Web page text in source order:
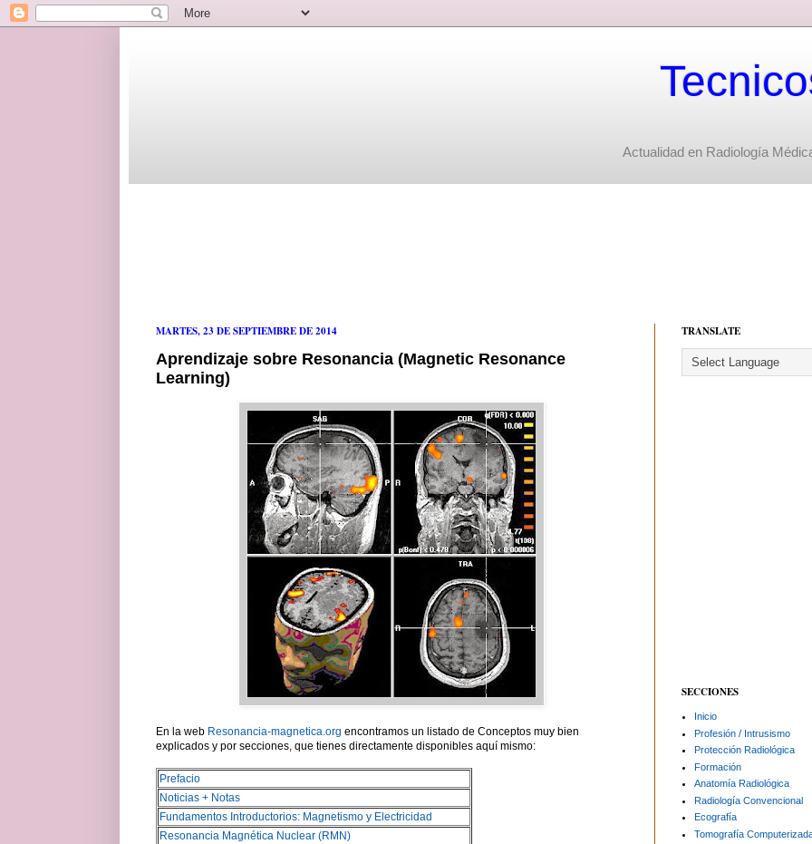
Actualidad en Radiología
MARTES, 23 DE SEPTIEMBRE DE 2014
Aprendizaje sobre Resonancia (Magnetic Resonance
Learning)
En la web Resonancia-magnetica.org encontramos un listado de Conceptos muy bien
explicados y por secciones, que tienes directamente disponibles aquí mismo:
Prefacio
Noticias + Notas
Fundamentos Introductorios: Magnetismo y Electricidad
Resonancia Magnética Nuclear (RMN)
TRANSLATE
SECCIONES
Inicio
Profesión / Intrusismo
Protección Radiológica
Formación
Anatomía Radiológica
Radiología Convencional
Ecografía
Tomografía